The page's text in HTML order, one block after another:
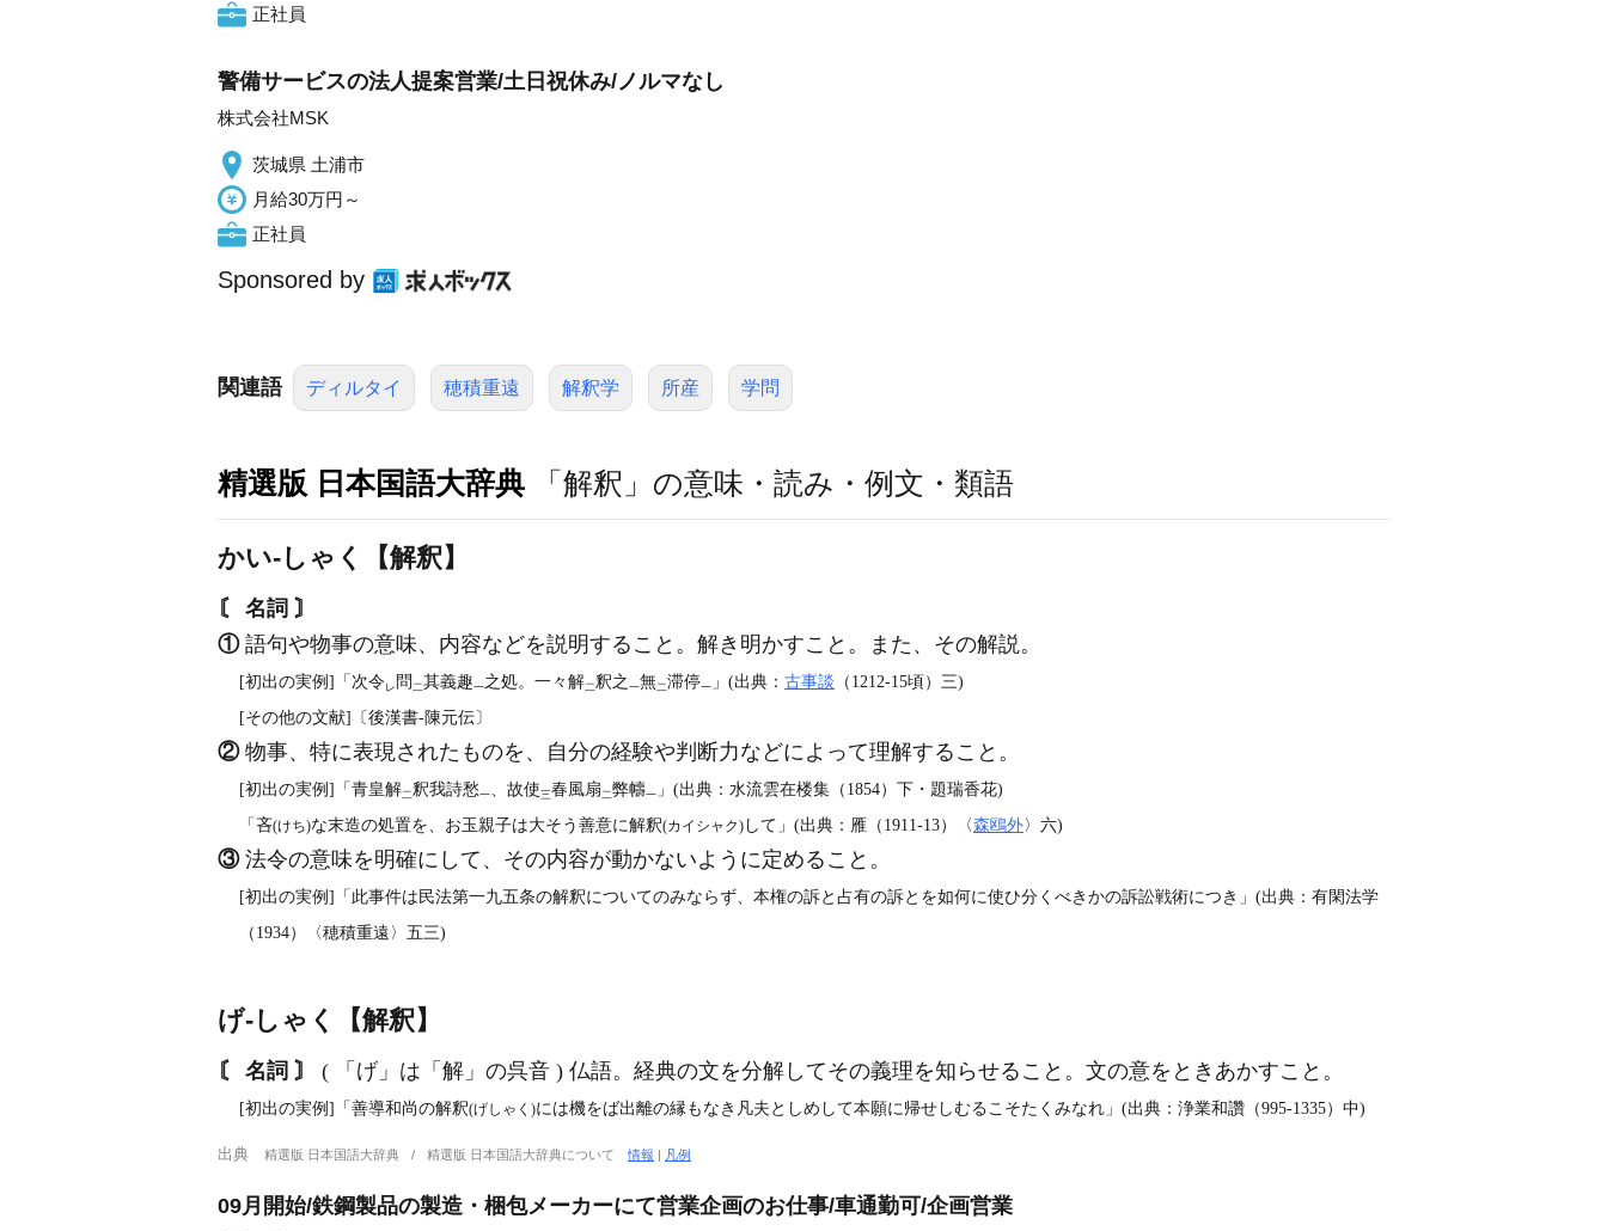
正社員
警備サービスの法人提案営業/土日祝休み/ノルマなし
株式会社MSK
茨城県 土浦市
月給30万円～
正社員
Sponsored by
関連語 ディルタイ 穂積重遠 解釈学 所産 学問
精選版 日本国語大辞典 「解釈」の意味・読み・例文・類語
かい‐しゃく【解釈】
〘 名詞 〙
①語句や物事の意味、内容などを説明すること。解き明かすこと。また、その解説。
[初出の実例]「次令レ 問 二其義趣一之処。一々解二釈之 一無二滞停一 」(出典： 古事談 （1212‐15頃）三)
[その他の文献]〔後漢書‐陳元伝〕
②物事、特に表現されたものを、自分の経験や判断力などによって理解すること。
[初出の実例]「青皇解二釈我詩愁一 、故使三春風扇二弊幬一 」(出典：水流雲在楼集（1854）下・題瑞香花)
「吝(けち)な末造の処置を、お玉親子は大そう善意に解釈(カイシャク) して」(出典：雁（1911‐13）〈森鴎外〉六)
③法令の意味を明確にして、その内容が動かないように定めること。
[初出の実例]「此事件は民法第一九五条の解釈についてのみならず、本権の訴と占有の訴とを如何に使ひ分くべきかの訴訟戦術につき」(出典：有閑法学
（1934）〈穂積重遠〉五三)
げ‐しゃく【解釈】
〘 名詞 〙 ( 「げ」は「解」の呉音 ) 仏語。経典の文を分解してその義理を知らせること。文の意をときあかすこと。
[初出の実例]「善導和尚の解釈(げしゃく)には機をば出離の縁もなき凡夫としめして本願に帰せしむるこそたくみなれ」(出典：浄業和讚（995‐1335）中)
出典 精選版 日本国語大辞典 精選版 日本国語大辞典について情報 | 凡例
09月開始/鉄鋼製品の製造・梱包メーカーにて営業企画のお仕事/車通勤可/企画営業